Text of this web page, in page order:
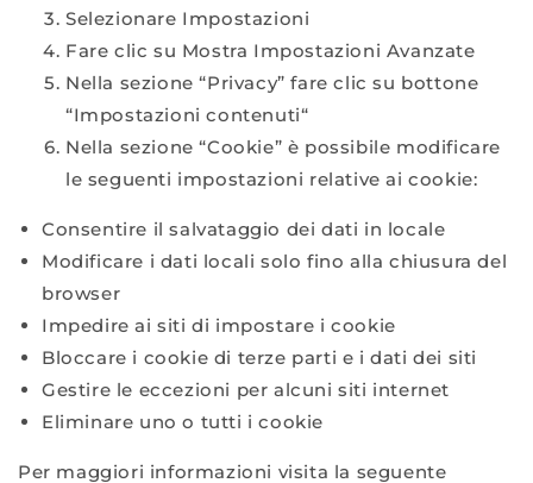
Selezionare Impostazioni
Fare clic su Mostra Impostazioni Avanzate
Nella sezione “Privacy” fare clic su bottone
“Impostazioni contenuti“
Nella sezione “Cookie” è possibile modificare
le seguenti impostazioni relative ai cookie:
Consentire il salvataggio dei dati in locale
Modificare i dati locali solo fino alla chiusura del
browser
Impedire ai siti di impostare i cookie
Bloccare i cookie di terze parti e i dati dei siti
Gestire le eccezioni per alcuni siti internet
Eliminare uno o tutti i cookie
Per maggiori informazioni visita la seguente